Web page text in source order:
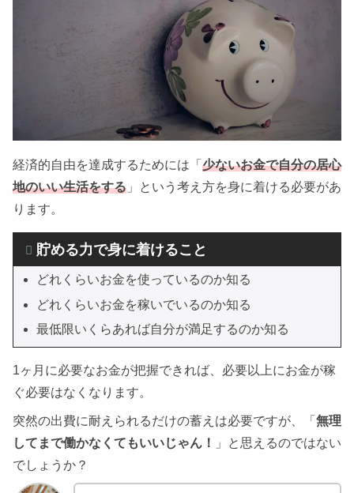
経済的自由を達成するためには「 少ないお金で自分の居心
地のいい生活をする 」という考え方を身に着ける必要があ
ります。
貯める力で身に着けること
どれくらいお金を使っているのか知る
どれくらいお金を稼いでいるのか知る
最低限いくらあれば自分が満足するのか知る
1ヶ月に必要なお金が把握できれば、必要以上にお金が稼
ぐ必要はなくなります。
突然の出費に耐えられるだけの蓄えは必要ですが、「 無理
してまで働かなくてもいいじゃん！
」と思えるのではない
でしょうか？